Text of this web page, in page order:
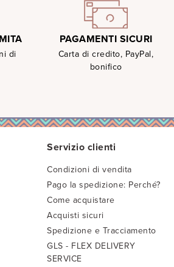
di
PAGAMENTI SICURI
Carta di credito, PayPal,
bonifico
Servizio clienti
Condizioni di vendita
Pago la spedizione: Perché?
Come acquistare
Acquisti sicuri
Spedizione e Tracciamento
GLS - FLEX DELIVERY
SERVICE